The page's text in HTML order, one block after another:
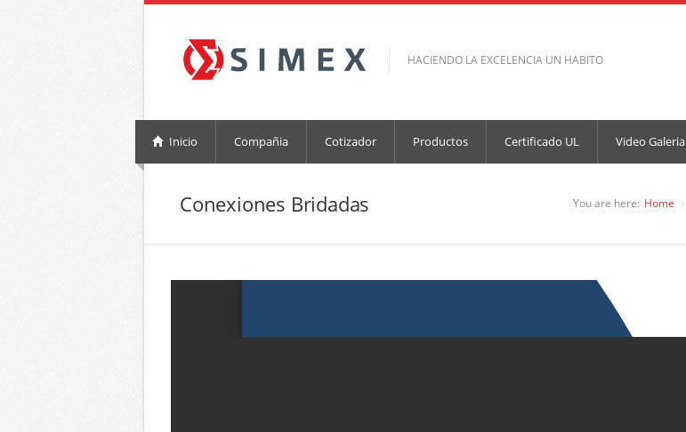
HACIENDO LA EXCELENCIA UN HABITO
Inicio Compañia Cotizador Productos Certificado UL Video Galeria
Conexiones Bridadas You are here: Home